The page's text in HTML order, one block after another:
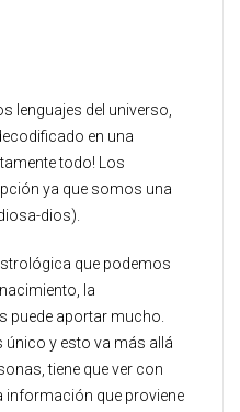
lenguajes del universo,
en una
todo! Los
ya que somos una
dios).
que podemos
la
puede aportar mucho.
y esto va más allá
tiene que ver con
información que proviene